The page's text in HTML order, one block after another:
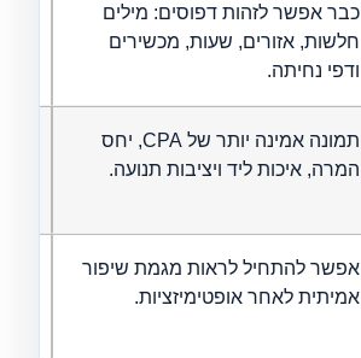
כבר אפשר לזהות דפוסים: מילים
חלשות, אזורים, שעות, מכשירים
ודפי נחיתה.
תמונה אמינה יותר של CPA, יחס
המרה, איכות ליד ויציבות תנועה.
אפשר להתחיל לראות מגמת שיפור
אמיתית לאחר אופטימיזציות.